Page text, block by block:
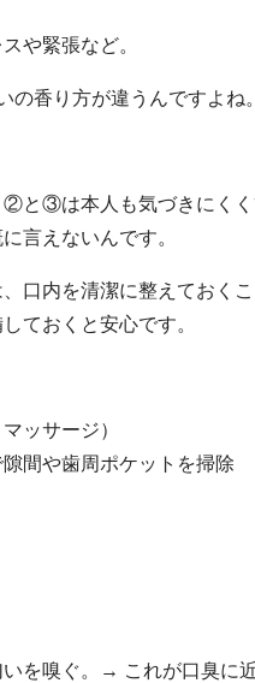
や緊張など。
の香り方が違うんですよね
と③は本人も気づきにくく
言えないんです。
口内を清潔に整えておくこ
ておくと安心です。
ッサージ）
間や歯周ポケットを掃除
を嗅ぐ。→ これが口臭に近